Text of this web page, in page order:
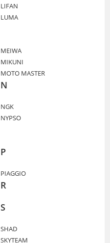
LIFAN
LUMA
MEIWA
MIKUNI
MOTO MASTER
N
NGK
NYPSO
P
PIAGGIO
R
S
SHAD
SKYTEAM